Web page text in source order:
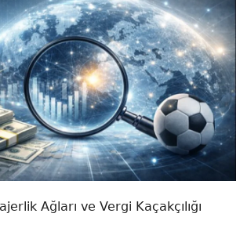
Ağları ve Vergi Kaçakçılığı